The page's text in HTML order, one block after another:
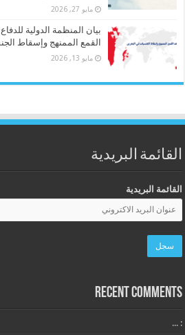
مايو 27, 2026
بيان المنظمة الدولية
القمع الممنهج وإسقاط
مايو 13, 2026
القائمة البريدية
القائمة البريدية
Recent Comments
: ...